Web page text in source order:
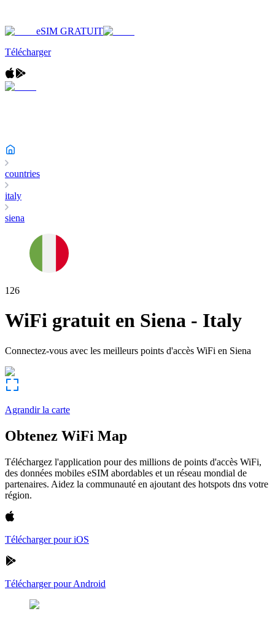
eSIM GRATUIT
Télécharger
countries
italy
siena
126
WiFi gratuit en Siena - Italy
Connectez-vous avec les meilleurs points d'accès WiFi en Siena
Agrandir la carte
Obtenez WiFi Map
Téléchargez l'application pour des millions de points d'accès WiFi,
des données mobiles eSIM abordables et un réseau mondial de
partenaires. Aidez la communauté en ajoutant des hotspots dns votre
région.
Télécharger pour iOS
Télécharger pour Android